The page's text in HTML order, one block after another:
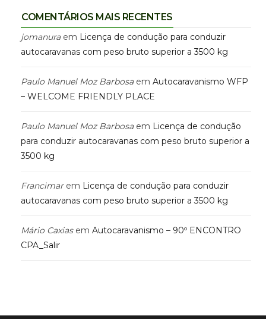
COMENTÁRIOS MAIS RECENTES
jomanuraem Licença de condução para conduzir
autocaravanas com peso bruto superior a 3500 kg
Paulo Manuel Moz Barbosaem Autocaravanismo WFP
– WELCOME FRIENDLY PLACE
Paulo Manuel Moz Barbosaem Licença de condução
para conduzir autocaravanas com peso bruto superior a
3500 kg
Francimarem Licença de condução para conduzir
autocaravanas com peso bruto superior a 3500 kg
Mário Caxiasem Autocaravanismo – 90º ENCONTRO
CPA_Salir